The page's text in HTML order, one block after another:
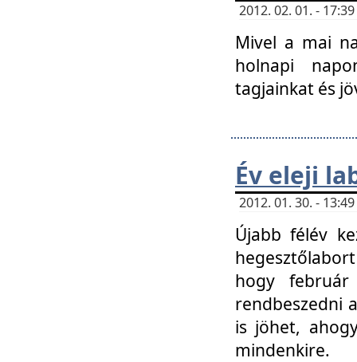
2012. 02. 01. -
Mivel a mai
holnapi
tagjainkat és
Év eleji
2012. 01. 30. -
Újabb félév
hogy
rendbeszedni
is jöhet,
mindenkire.